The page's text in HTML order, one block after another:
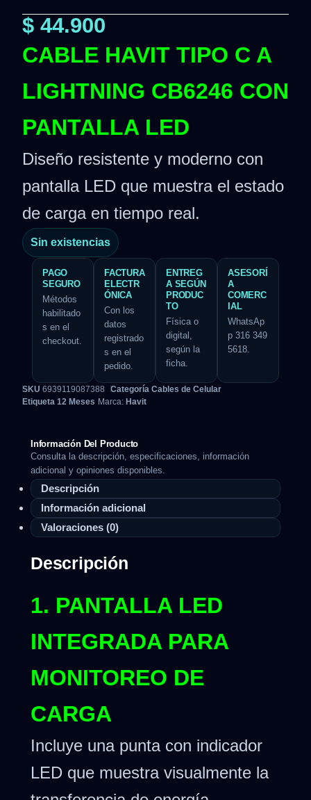
$ 44.900
CABLE HAVIT TIPO C A
LIGHTNING CB6246 CON
PANTALLA LED
Diseño resistente y moderno con
pantalla LED que muestra el estado
de carga en tiempo real.
Sin existencias
PAGO
SEGURO
Métodos
habilitado
s en el
checkout.
FACTURA
ELECTR
ÓNICA
Con los
datos
registrado
s en el
pedido.
ENTREG
A SEGÚN
PRODUC
TO
Física o
digital,
según la
ficha.
ASESORÍ
A
COMERC
IAL
WhatsAp
p 316 349
5618.
SKU 6939119087388 Categoría Cables de Celular
Etiqueta 12 Meses Marca: Havit
Información Del Producto
Consulta la descripción, especificaciones, información
adicional y opiniones disponibles.
Descripción
Información adicional
Valoraciones (0)
Descripción
1. PANTALLA LED
INTEGRADA PARA
MONITOREO DE
CARGA
Incluye una punta con indicador
LED que muestra visualmente la